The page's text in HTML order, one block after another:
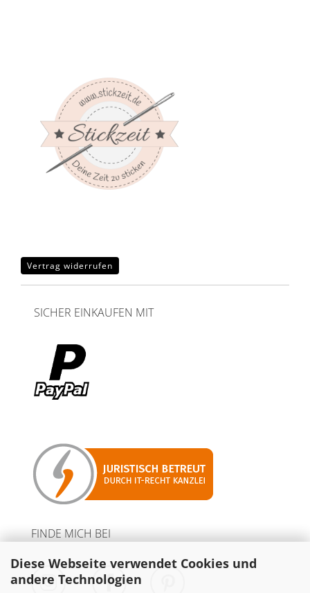
Diese Webseite verwendet Cookies und
andere Technologien
Vertrag widerrufen
SICHER EINKAUFEN MIT
FINDE MICH BEI